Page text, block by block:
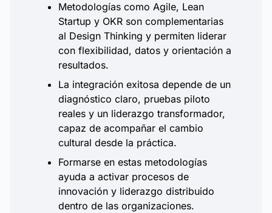
Metodologías como Agile, Lean
Startup y OKR son complementarias
al Design Thinking y permiten liderar
con flexibilidad, datos y orientación a
resultados.
La integración exitosa depende de un
diagnóstico claro, pruebas piloto
reales y un liderazgo transformador,
capaz de acompañar el cambio
cultural desde la práctica.
Formarse en estas metodologías
ayuda a activar procesos de
innovación y liderazgo distribuido
dentro de las organizaciones.